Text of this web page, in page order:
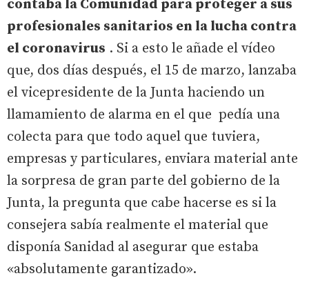
contaba la Comunidad para proteger a sus
profesionales sanitarios en la lucha contra
el coronavirus . Si a esto le añade el vídeo
que, dos días después, el 15 de marzo, lanzaba
el vicepresidente de la Junta haciendo un
llamamiento de alarma en el que pedía una
colecta para que todo aquel que tuviera,
empresas y particulares, enviara material ante
la sorpresa de gran parte del gobierno de la
Junta, la pregunta que cabe hacerse es si la
consejera sabía realmente el material que
disponía Sanidad al asegurar que estaba
«absolutamente garantizado».